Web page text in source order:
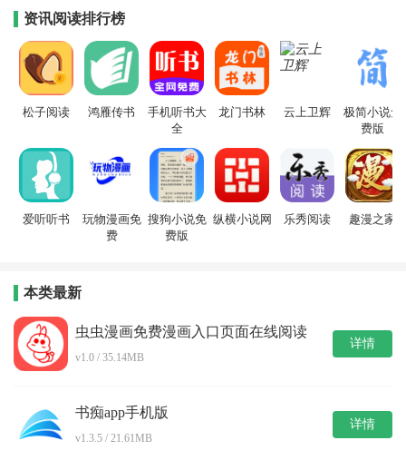
资讯阅读排行榜
松子阅读 鸿雁传书
手机听书大
全
龙门书林 云上卫辉
极简小说免
费版
爱听听书
玩物漫画免
费
搜狗小说免
费版
纵横小说网 乐秀阅读 趣漫之家
本类最新
虫虫漫画免费漫画入口页面在线阅读
v1.0 / 35.14MB
详情
书痴app手机版
v1.3.5 / 21.61MB
详情